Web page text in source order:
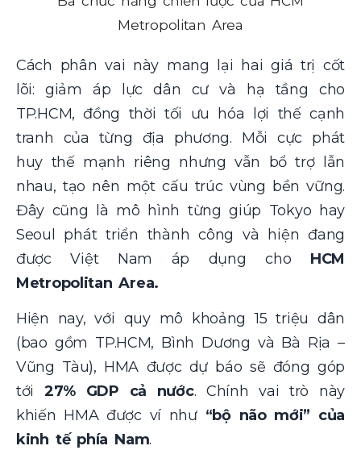
Metropolitan Area
Cách phân vai này mang lại hai giá trị cốt
lõi: giảm áp lực dân cư và hạ tầng cho
TP.HCM, đồng thời tối ưu hóa lợi thế cạnh
tranh của từng địa phương. Mỗi cực phát
huy thế mạnh riêng nhưng vẫn bổ trợ lẫn
nhau, tạo nên một cấu trúc vùng bền vững.
Đây cũng là mô hình từng giúp Tokyo hay
Seoul phát triển thành công và hiện đang
được Việt Nam áp dụng cho HCM
Metropolitan Area.
Hiện nay, với quy mô khoảng 15 triệu dân
(bao gồm TP.HCM, Bình Dương và Bà Rịa –
Vũng Tàu), HMA được dự báo sẽ đóng góp
tới 27% GDP cả nước. Chính vai trò này
khiến HMA được ví như “bộ não mới” của
kinh tế phía Nam.